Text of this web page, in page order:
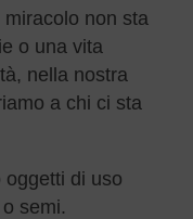
non sta
o una vita
nella nostra
a chi ci sta
di uso
semi.